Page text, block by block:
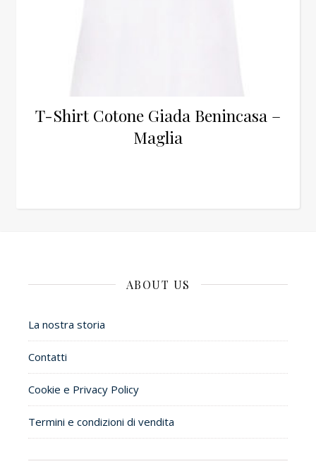
T-Shirt Cotone Giada Benincasa –
Maglia
ABOUT US
La nostra storia
Contatti
Cookie e Privacy Policy
Termini e condizioni di vendita